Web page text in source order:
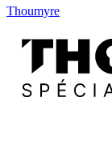
Thoumyre